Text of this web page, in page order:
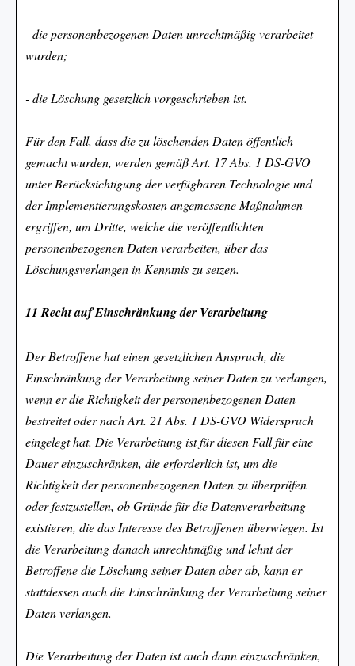
- die personenbezogenen Daten unrechtmäßig verarbeitet
wurden;
- die Löschung gesetzlich vorgeschrieben ist.
Für den Fall, dass die zu löschenden Daten öffentlich
gemacht wurden, werden gemäß Art. 17 Abs. 1 DS-GVO
unter Berücksichtigung der verfügbaren Technologie und
der Implementierungskosten angemessene Maßnahmen
ergriffen, um Dritte, welche die veröffentlichten
personenbezogenen Daten verarbeiten, über das
Löschungsverlangen in Kenntnis zu setzen.
11 Recht auf Einschränkung der Verarbeitung
Der Betroffene hat einen gesetzlichen Anspruch, die
Einschränkung der Verarbeitung seiner Daten zu verlangen,
wenn er die Richtigkeit der personenbezogenen Daten
bestreitet oder nach Art. 21 Abs. 1 DS-GVO Widerspruch
eingelegt hat. Die Verarbeitung ist für diesen Fall für eine
Dauer einzuschränken, die erforderlich ist, um die
Richtigkeit der personenbezogenen Daten zu überprüfen
oder festzustellen, ob Gründe für die Datenverarbeitung
existieren, die das Interesse des Betroffenen überwiegen. Ist
die Verarbeitung danach unrechtmäßig und lehnt der
Betroffene die Löschung seiner Daten aber ab, kann er
stattdessen auch die Einschränkung der Verarbeitung seiner
Daten verlangen.
Die Verarbeitung der Daten ist auch dann einzuschränken,